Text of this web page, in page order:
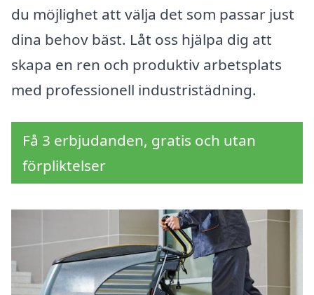
du möjlighet att välja det som passar just
dina behov bäst. Låt oss hjälpa dig att
skapa en ren och produktiv arbetsplats
med professionell industristädning.
Få 3 erbjudanden, gratis och utan
förpliktelser